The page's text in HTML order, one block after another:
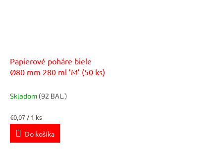
Papierové poháre biele
Ø80 mm 280 ml ’M’ (50 ks)
Skladom(92 BAL.)
Jednotková
cena:
€0,07 / 1 ks
Do košíka